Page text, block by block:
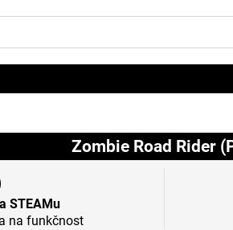
Zombie Road Rider
STEAMu
na funkčnost